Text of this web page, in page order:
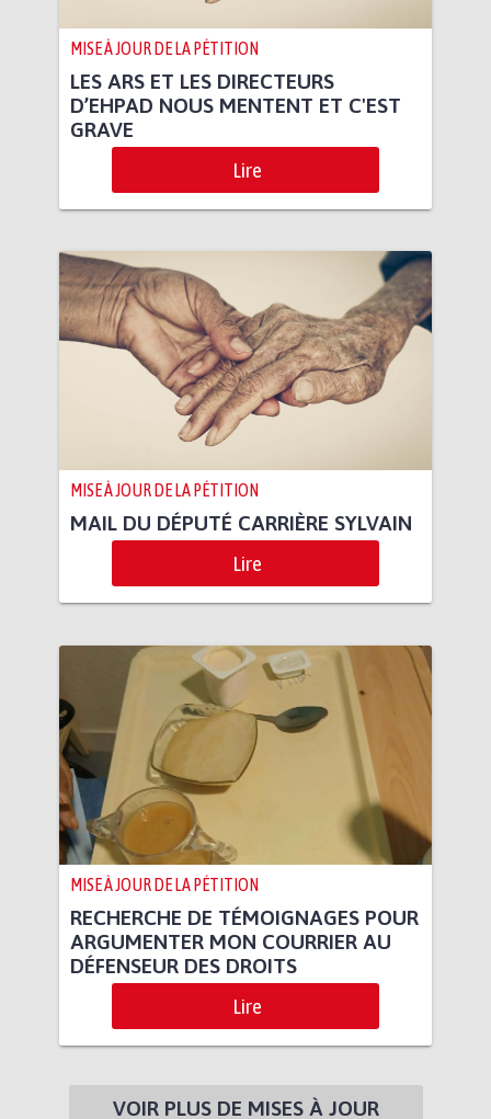
MISE À JOUR DE LA PÉTITION
LES ARS ET LES DIRECTEURS
D’EHPAD NOUS MENTENT ET C'EST
GRAVE
Lire
MISE À JOUR DE LA PÉTITION
MAIL DU DÉPUTÉ CARRIÈRE SYLVAIN
Lire
MISE À JOUR DE LA PÉTITION
RECHERCHE DE TÉMOIGNAGES POUR
ARGUMENTER MON COURRIER AU
DÉFENSEUR DES DROITS
Lire
VOIR PLUS DE MISES À JOUR